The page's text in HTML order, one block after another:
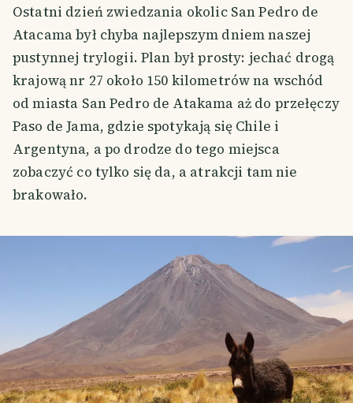
Ostatni dzień zwiedzania okolic San Pedro de
Atacama był chyba najlepszym dniem naszej
pustynnej trylogii. Plan był prosty: jechać drogą
krajową nr 27 około 150 kilometrów na wschód
od miasta San Pedro de Atakama aż do przełęczy
Paso de Jama, gdzie spotykają się Chile i
Argentyna, a po drodze do tego miejsca
zobaczyć co tylko się da, a atrakcji tam nie
brakowało.